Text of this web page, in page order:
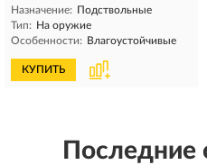
Назначение: Подствольные
Тип: На оружие
Особенности: Влагоустойчивые
КУПИТЬ
Последние